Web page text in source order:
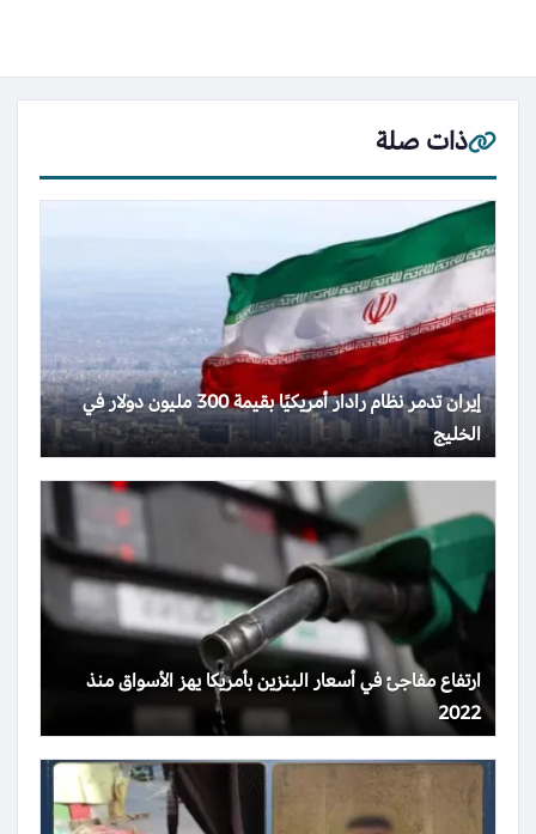
ذات صلة
إيران تدمر نظام رادار أمريكيًا بقيمة 300 مليون دولار في
الخليج
ارتفاع مفاجئ في أسعار البنزين بأمريكا يهز الأسواق منذ
2022